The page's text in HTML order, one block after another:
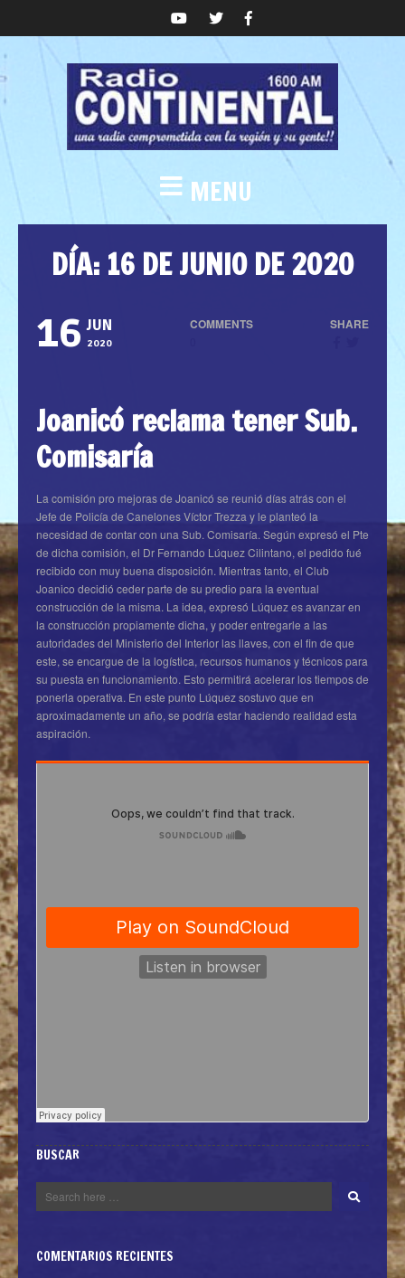
MENU
DÍA: 16 DE JUNIO DE 2020
16 JUN
2020
COMMENTS SHARE
Joanicó reclama tener Sub.
Comisaría
La comisión pro mejoras de Joanicó se reunió días atrás con el
Jefe de Policía de Canelones Víctor Trezza y le planteó la
necesidad de contar con una Sub. Comisaría. Según expresó el Pte
de dicha comisión, el Dr Fernando Lúquez Cilintano, el pedido fué
recibido con muy buena disposición. Mientras tanto, el Club
Joanico decidió ceder parte de su predio para la eventual
construcción de la misma. La idea, expresó Lúquez es avanzar en
la construcción propiamente dicha, y poder entregarle a las
autoridades del Ministerio del Interior las llaves, con el fin de que
este, se encargue de la logística, recursos humanos y técnicos para
su puesta en funcionamiento. Esto permitirá acelerar los tiempos de
ponerla operativa. En este punto Lúquez sostuvo que en
aproximadamente un año, se podría estar haciendo realidad esta
aspiración.
BUSCAR
COMENTARIOS RECIENTES